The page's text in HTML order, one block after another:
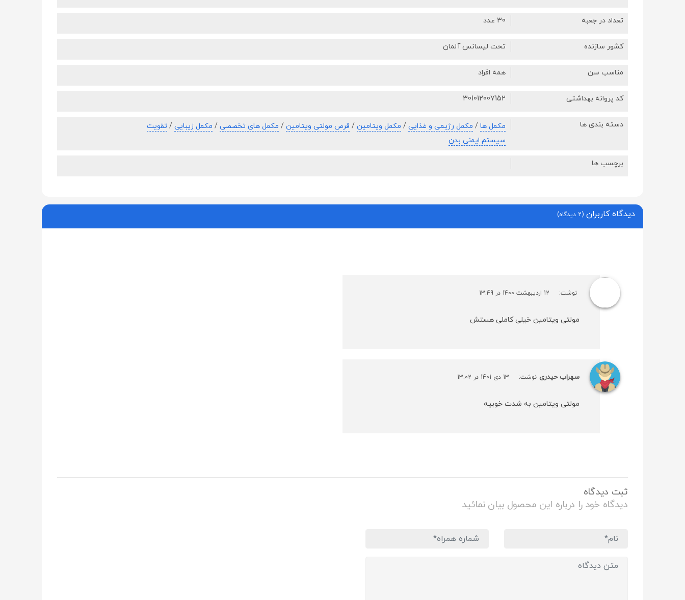
تعداد در جعبه 30 عدد
کشور سازنده تحت لیسانس آلمان
مناسب سن همه افراد
کد پروانه بهداشتی 301012007152
دسته بندی ها مکمل ها / مکمل رژیمی و غذایی / مکمل ویتامین / قرص مولتی ویتامین / مکمل های تخصصی / مکمل زیبایی / تقویت
سیستم ایمنی بدن
برچسب ها
دیدگاه کاربران(2 دیدگاه)
نوشت: 12 اردیبهشت 1400 در 13:49
مولتی ویتامین خیلی کاملی هستش
سهراب حیدری نوشت: 13 دی 1401 در 13:02
مولتی ویتامین به شدت خوبیه
ثبت دیدگاه
دیدگاه خود را درباره این محصول بیان نمائید